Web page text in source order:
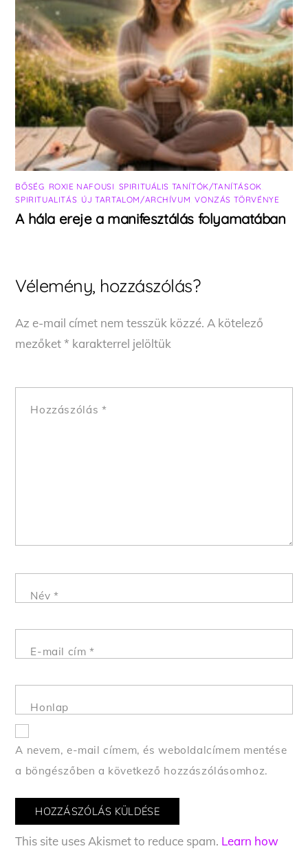
BŐSÉG ROXIE NAFOUSI SPIRITUÁLIS TANÍTÓK/TANÍTÁSOK
SPIRITUALITÁS ÚJ TARTALOM/ARCHÍVUM ,VONZÁS TÖRVÉNYE
A hála ereje a manifesztálás folyamatában
Vélemény, hozzászólás?
Az e-mail címet nem tesszük közzé. A kötelező
mezőket* karakterrel jelöltük
Hozzászólás *
Név *
E-mail cím*
Honlap
A nevem, e-mail címem, és weboldalcímem mentése
a böngészőben a következő hozzászólásomhoz.
This site uses Akismet to reduce spam. Learn how